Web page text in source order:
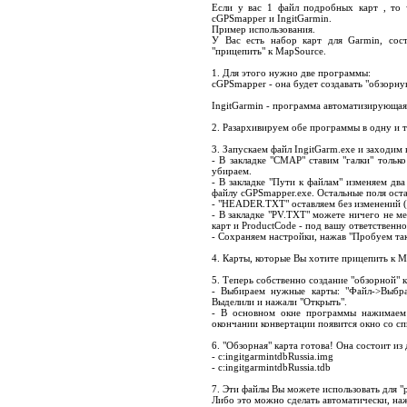
Если у вас 1 файл подробных карт , то
cGPSmapper и IngitGarmin.
Пример использования.
У Вас есть набор карт для Garmin,
"прицепить" к MapSource.
1. Для этого нужно две программы:
cGPSmapper - она будет создавать
IngitGarmin - программа
2. Разархивируем обе программы в одну
3. Запускаем файл IngitGarm.exe и
- В закладке "СМАР" ставим "галки"
убираем.
- В закладке "Пути к файлам" изменяем
файлу cGPSmapper.exe. Остальные поля
- "HEADER.TXT" оставляем без
- В закладке "PV.TXT" можете ничего не
карт и ProductCode - под вашу
- Сохраняем настройки, нажав "Пробуем
4. Карты, которые Вы хотите прицепить к
5. Теперь собственно создание "обзорной"
- Выбираем нужные карты: "Файл-
Выделили и нажали "Открыть".
- В основном окне программы нажимаем
окончании конвертации появится окно со
6. "Обзорная" карта готова! Она состоит из
- c:ingitgarmintdbRussia.img
- c:ingitgarmintdbRussia.tdb
7. Эти файлы Вы можете использовать для
Либо это можно сделать автоматически,